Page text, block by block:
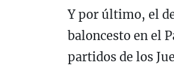
Y por último, el
baloncesto en el
partidos de los